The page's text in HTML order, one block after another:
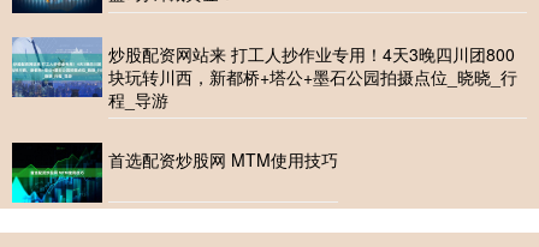
炒股配资网站来 打工人抄作业专用！4天3晚四川团800
块玩转川西，新都桥+塔公+墨石公园拍摄点位_晓晓_行
程_导游
首选配资炒股网 MTM使用技巧